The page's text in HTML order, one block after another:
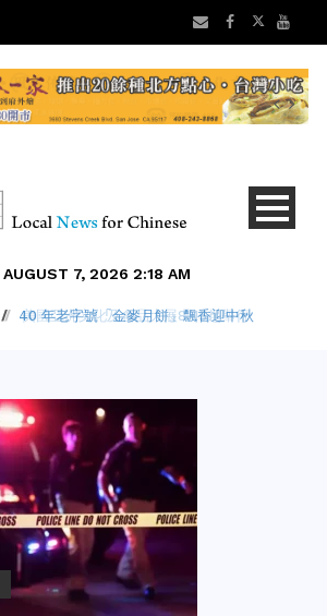
AUGUST 7, 2026 2:18 AM
/ 40 年老字號「金麥月餅」飄香迎中秋